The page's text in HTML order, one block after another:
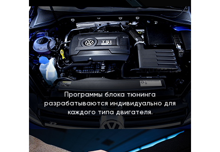
Программы блока тюнинга
разрабатываются индивидуально для
каждого типа двигателя.